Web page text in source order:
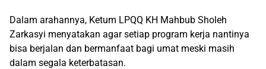
Dalam arahannya, Ketum LPQQ KH Mahbub Sholeh
Zarkasyi menyatakan agar setiap program kerja nantinya
bisa berjalan dan bermanfaat bagi umat meski masih
dalam segala keterbatasan.